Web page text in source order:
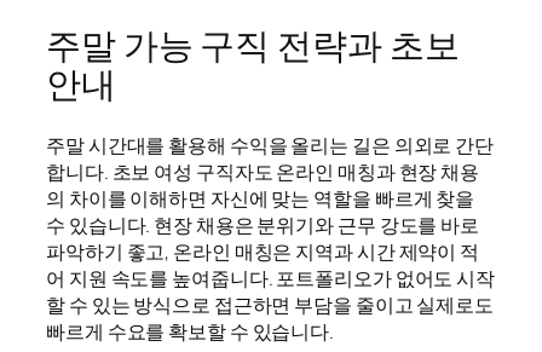
주말 가능 구직 전략과 초보
안내
주말 시간대를 활용해 수익을 올리는 길은 의외로 간단
합니다. 초보 여성 구직자도 온라인 매칭과 현장 채용
의 차이를 이해하면 자신에 맞는 역할을 빠르게 찾을
수 있습니다. 현장 채용은 분위기와 근무 강도를 바로
파악하기 좋고, 온라인 매칭은 지역과 시간 제약이 적
어 지원 속도를 높여줍니다. 포트폴리오가 없어도 시작
할 수 있는 방식으로 접근하면 부담을 줄이고 실제로도
빠르게 수요를 확보할 수 있습니다.